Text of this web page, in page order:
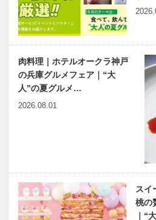
肉料理｜ホテルオークラ神戸
の兵庫グルメフェア｜“大
人”の夏グルメ…
2026.08.01
スイ
桃の
｜“